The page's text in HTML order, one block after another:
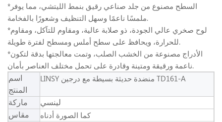
*السطح مصنوع من جلد صناعي رقيق بنمط الليتشي، مما يوفر
ملمسًا ناعمًا وسهل التنظيف وشعورًا بالفخامة.
*لوح صخري عالي الجودة، ذو صلابة عالية، ومقاوم للتآكل، ومقاوم
للحرارة، ويحافظ على سطح أملس ومسطح لفترة طويلة.
*الأدراج مصنوعة من الخشب الصلب، وتمت معالجتها بدقة لتكون
ناعمة ورقيقة ومتينة وقادرة على تحمل مختلف العناصر بأمان.
اسم
المنتج
LINSY منضدة حديثة بسيطة مع درجين TD161-A
ماركة
لينسي
مقاس